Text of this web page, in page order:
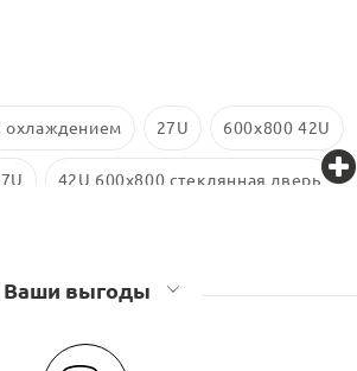
охлаждением 27U 600х800 42U
42U 600x800 стеклянная дверь
Ваши выгоды